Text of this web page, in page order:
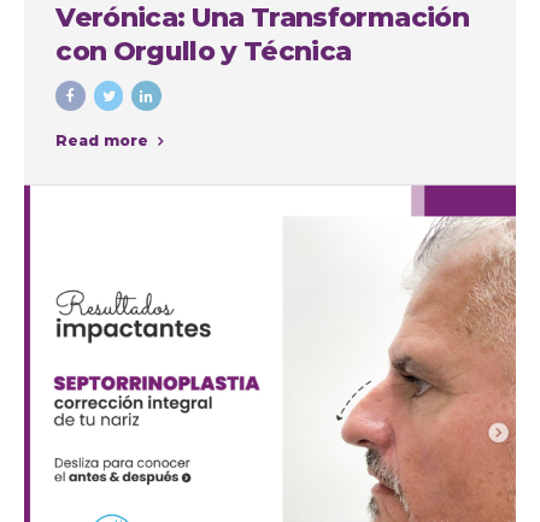
Verónica: Una Transformación
con Orgullo y Técnica
Read more